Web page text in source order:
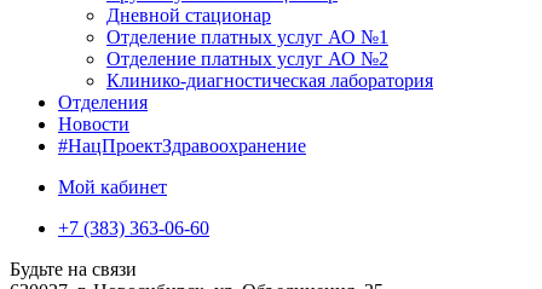
Дневной стационар
Отделение платных услуг АО №1
Отделение платных услуг АО №2
Клинико-диагностическая лаборатория
Отделения
Новости
#НацПроектЗдравоохранение
Мой кабинет
+7 (383) 363-06-60
Будьте на связи